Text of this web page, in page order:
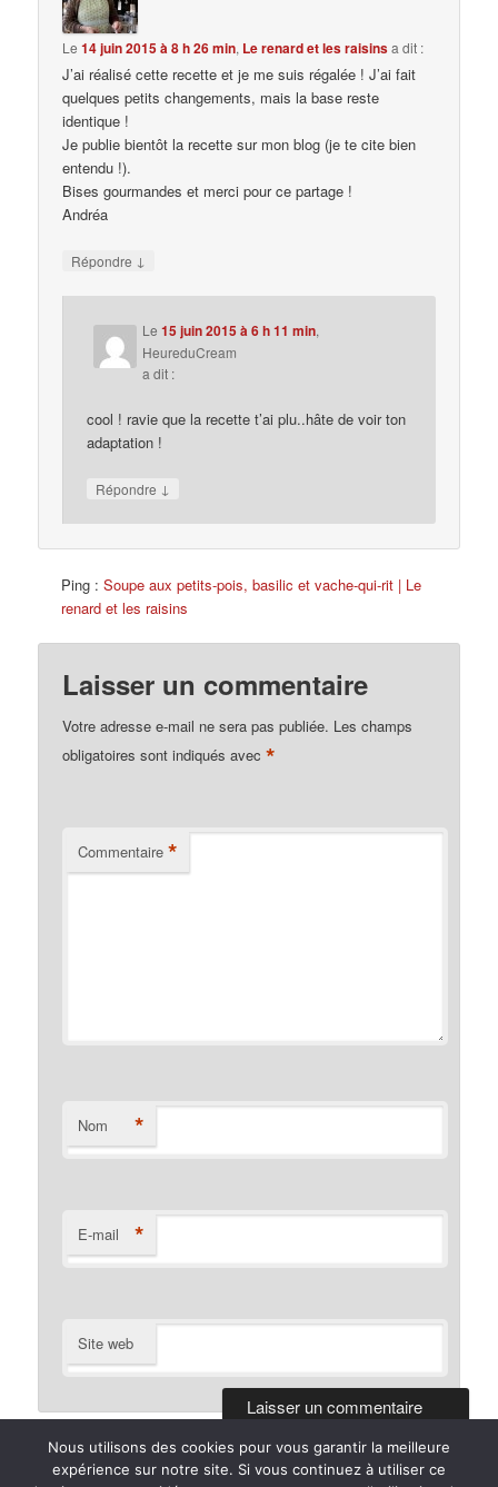
Le14 juin 2015 à 8 h 26 min, Le renard et les raisinsa dit :
J’ai réalisé cette recette et je me suis régalée ! J’ai fait
quelques petits changements, mais la base reste
identique !
Je publie bientôt la recette sur mon blog (je te cite bien
entendu !).
Bises gourmandes et merci pour ce partage !
Andréa
Répondre ↓
Le15 juin 2015 à 6 h 11 min,
HeureduCream
a dit :
cool ! ravie que la recette t’ai plu..hâte de voir ton
adaptation !
Répondre ↓
Ping :Soupe aux petits-pois, basilic et vache-qui-rit | Le
renard et les raisins
Laisser un commentaire
Votre adresse e-mail ne sera pas publiée. Les champs
obligatoires sont indiqués avec*
Commentaire *
Nom *
E-mail *
Site web
Nous utilisons des cookies pour vous garantir la meilleure
expérience sur notre site. Si vous continuez à utiliser ce